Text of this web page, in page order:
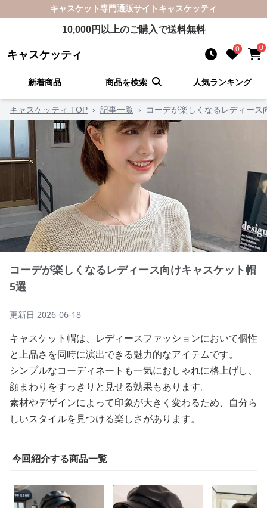
キャスケット専門通販サイト キャスケッティ
10,000円以上のご購入で送料無料
キャスケッティ 0 0
新着商品 商品を検索 人気ランキング
キャスケッティ TOP › 記事一覧 › コーデが楽しくなるレディース
コーデが楽しくなるレディース向けキャスケット帽
5選
更新日 2026-06-18
キャスケット帽は、レディースファッションにおいて個性
と上品さを同時に演出できる魅力的なアイテムです。
シンプルなコーディネートも一気におしゃれに格上げし、
顔まわりをすっきりと見せる効果もあります。
素材やデザインによって印象が大きく変わるため、自分ら
しいスタイルを見つける楽しさがあります。
今回紹介する商品一覧